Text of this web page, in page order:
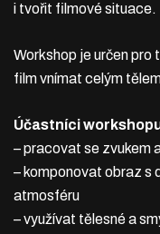
i tvořit filmové situace.
Workshop je určen
film vnímat celým
Účastníci
– pracovat se zvukem
– komponovat obraz s
atmosféru
– využívat tělesné a